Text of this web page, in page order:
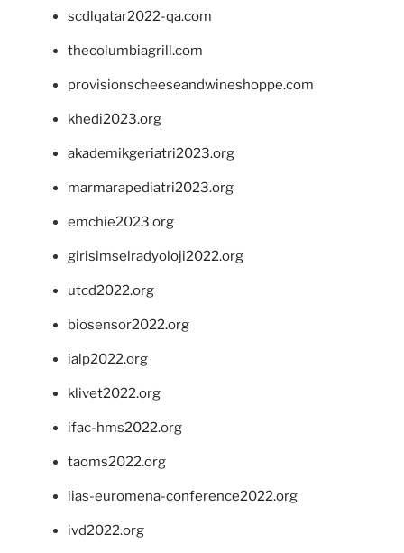
scdlqatar2022-qa.com
thecolumbiagrill.com
provisionscheeseandwineshoppe.com
khedi2023.org
akademikgeriatri2023.org
marmarapediatri2023.org
emchie2023.org
girisimselradyoloji2022.org
utcd2022.org
biosensor2022.org
ialp2022.org
klivet2022.org
ifac-hms2022.org
taoms2022.org
iias-euromena-conference2022.org
ivd2022.org